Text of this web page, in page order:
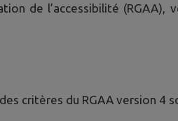
de l’accessibilité (RGAA),
des critères du RGAA version 4